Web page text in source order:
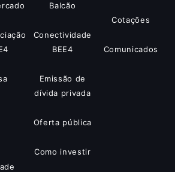
Balcão
Conectividade
BEE4
Emissão de
dívida privada
Oferta pública
Como investir
Cotações
Comunicados